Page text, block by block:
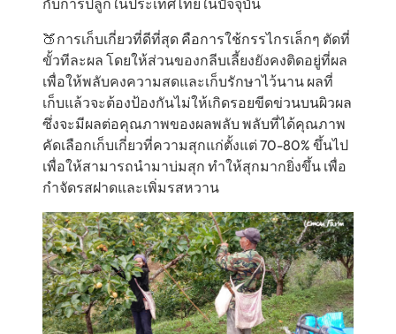
กับการปลูกในประเทศไทยในปัจจุบัน
🍑การเก็บเกี่ยวที่ดีที่สุด คือการใช้กรรไกรเล็กๆ ตัดที่
ขั้วทีละผล โดยให้ส่วนของกลีบเลี้ยงยังคงติดอยู่ที่ผล
เพื่อให้พลับคงความสดและเก็บรักษาไว้นาน ผลที่
เก็บแล้วจะต้องป้องกันไม่ให้เกิดรอยขีดข่วนบนผิวผล
ซึ่งจะมีผลต่อคุณภาพของผลพลับ พลับที่ได้คุณภาพ
คัดเลือกเก็บเกี่ยวที่ความสุกแก่ตั้งแต่ 70-80% ขึ้นไป
เพื่อให้สามารถนำมาบ่มสุก ทำให้สุกมากยิ่งขึ้น เพื่อ
กำจัดรสฝาดและเพิ่มรสหวาน